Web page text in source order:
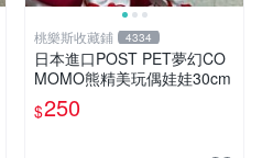
桃樂斯收藏鋪 4334
日本進口POST PET夢幻CO
MOMO熊精美玩偶娃娃30cm
$250